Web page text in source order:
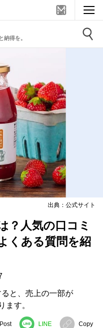
納得を。
出典：公式サイト
？人気の口コミ
くある質問を紹
と、売上の一部が
ます。
Post LINE Copy